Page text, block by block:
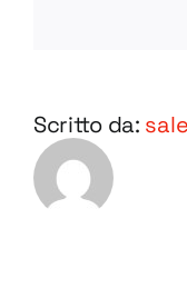
Scritto da: